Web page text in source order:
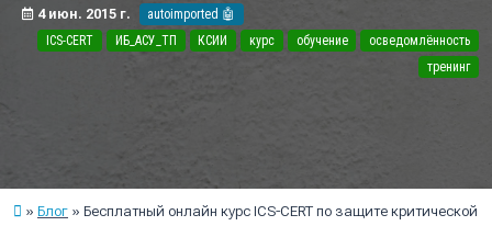
4 июн. 2015 г.
autoimported 🤖
ICS-CERT
ИБ_АСУ_ТП КСИИ курс обучение
осведомлённость
тренинг
Блог
Бесплатный онлайн курс ICS-CERT по защите критической